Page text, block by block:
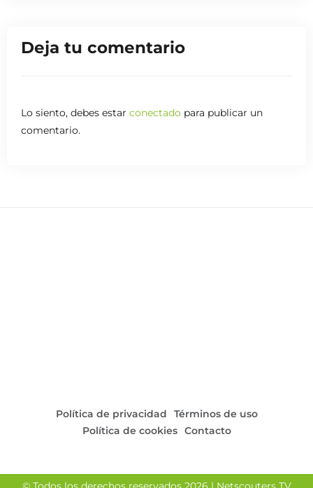
Sporting Conil, que seguirá trabajando para mejorar y
competir con más fuerza en los próximos
Deja tu comentario
Lo siento, debes estar conectado para publicar un
comentario.
Política de privacidad
Términos de uso
Política de cookies Contacto